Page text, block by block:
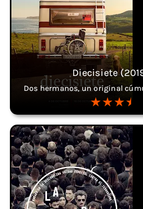
Diecisiete
Dos hermanos, un original